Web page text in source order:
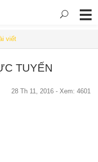
viết
TUYẾN
28 Th 11, 2016 - Xem: 4601